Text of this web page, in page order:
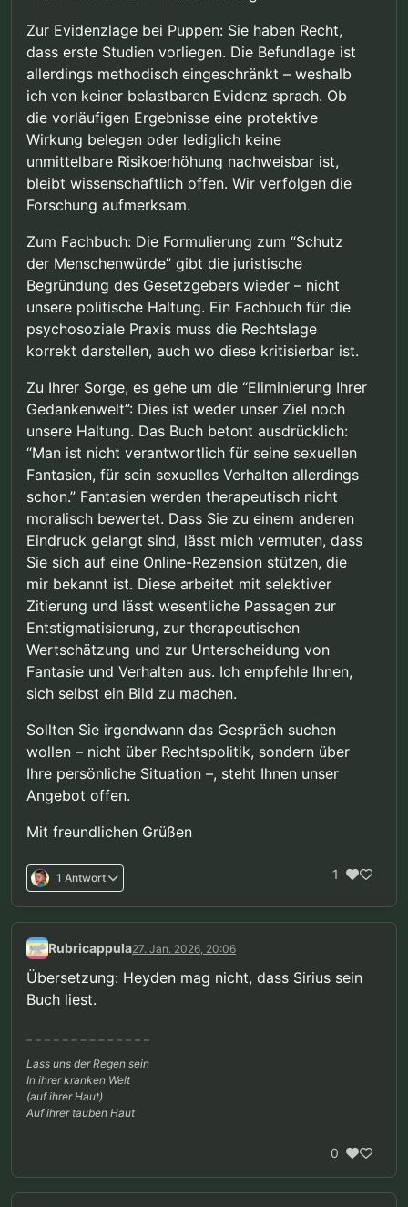
Zur Evidenzlage bei Puppen: Sie haben Recht,
dass erste Studien vorliegen. Die Befundlage ist
allerdings methodisch eingeschränkt – weshalb
ich von keiner belastbaren Evidenz sprach. Ob
die vorläufigen Ergebnisse eine protektive
Wirkung belegen oder lediglich keine
unmittelbare Risikoerhöhung nachweisbar ist,
bleibt wissenschaftlich offen. Wir verfolgen die
Forschung aufmerksam.
Zum Fachbuch: Die Formulierung zum “Schutz
der Menschenwürde” gibt die juristische
Begründung des Gesetzgebers wieder – nicht
unsere politische Haltung. Ein Fachbuch für die
psychosoziale Praxis muss die Rechtslage
korrekt darstellen, auch wo diese kritisierbar ist.
Zu Ihrer Sorge, es gehe um die “Eliminierung Ihrer
Gedankenwelt”: Dies ist weder unser Ziel noch
unsere Haltung. Das Buch betont ausdrücklich:
“Man ist nicht verantwortlich für seine sexuellen
Fantasien, für sein sexuelles Verhalten allerdings
schon.” Fantasien werden therapeutisch nicht
moralisch bewertet. Dass Sie zu einem anderen
Eindruck gelangt sind, lässt mich vermuten, dass
Sie sich auf eine Online-Rezension stützen, die
mir bekannt ist. Diese arbeitet mit selektiver
Zitierung und lässt wesentliche Passagen zur
Entstigmatisierung, zur therapeutischen
Wertschätzung und zur Unterscheidung von
Fantasie und Verhalten aus. Ich empfehle Ihnen,
sich selbst ein Bild zu machen.
Sollten Sie irgendwann das Gespräch suchen
wollen – nicht über Rechtspolitik, sondern über
Ihre persönliche Situation –, steht Ihnen unser
Angebot offen.
Mit freundlichen Grüßen
1 Antwort 1
Rubricappula27. Jan. 2026, 20:06
Übersetzung: Heyden mag nicht, dass Sirius sein
Buch liest.
Lass uns der Regen sein
In ihrer kranken Welt
(auf ihrer Haut)
Auf ihrer tauben Haut
0